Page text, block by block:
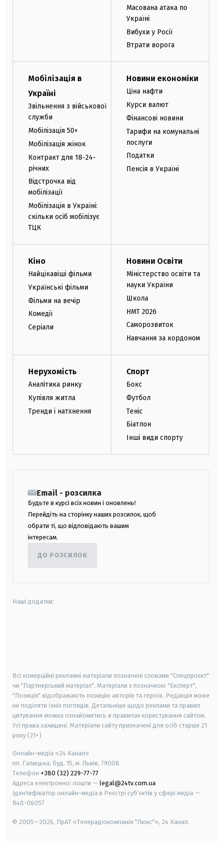
Масована атака по
Україні
Вибухи у Росії
Втрати ворога
Мобілізація в
Україні
Звільнення з військової
служби
Мобілізація 50+
Мобілізація жінок
Контракт для 18-24-
річних
Відстрочка від
мобілізації
Мобілізація в Україні:
скільки осіб мобілізує
ТЦК
Новини економіки
Ціна нафти
Курси валют
Фінансові новини
Тарифи на комунальні
послуги
Податки
Пенсія в Україні
Кіно
Найцікавіші фільми
Українські фільми
Фільми на вечір
Комедії
Серіали
Новини Освіти
Міністерство освіти та
науки України
Школа
НМТ 2026
Саморозвиток
Навчання за кордоном
Нерухомість
Аналітика ринку
Купівля житла
Тренди і натхнення
Спорт
Бокс
Футбол
Теніс
Біатлон
Інші види спорту
Email - розсилка
Будьте в курсі всіх новин і оновлень!
Перейдіть на сторінку наших розсилок, щоб
обрати ті, що відповідають вашим
інтересам.
ДО РОЗСИЛОК
Наші додатки:
Всі комерційні рекламні матеріали позначені словами "Спецпроєкт"
чи "Партнерський матеріал". Матеріали з позначкою "Експерт",
"Позиція" відображають позицію авторів та героїв. Редакція може
не поділяти їхніх поглядів. Детальніше щодо реклами та правил
цитування можна ознайомитись в правилах користування сайтом.
Усі права захищені. Матеріали сайту призначені для осіб старше 21
року (21+)
Онлайн-медіа «24 Канал»
пл. Галицька, буд. 15, м. Львів, 79008
Телефон +380 (32) 229-77-77
Адреса електронної пошти — legal@24tv.com.ua
Ідентифікатор онлайн-медіа в Реєстрі суб'єктів у сфері медіа —
R40-06057
© 2005—2026, ПрАТ «Телерадіокомпанія "Люкс"», 24 Канал.